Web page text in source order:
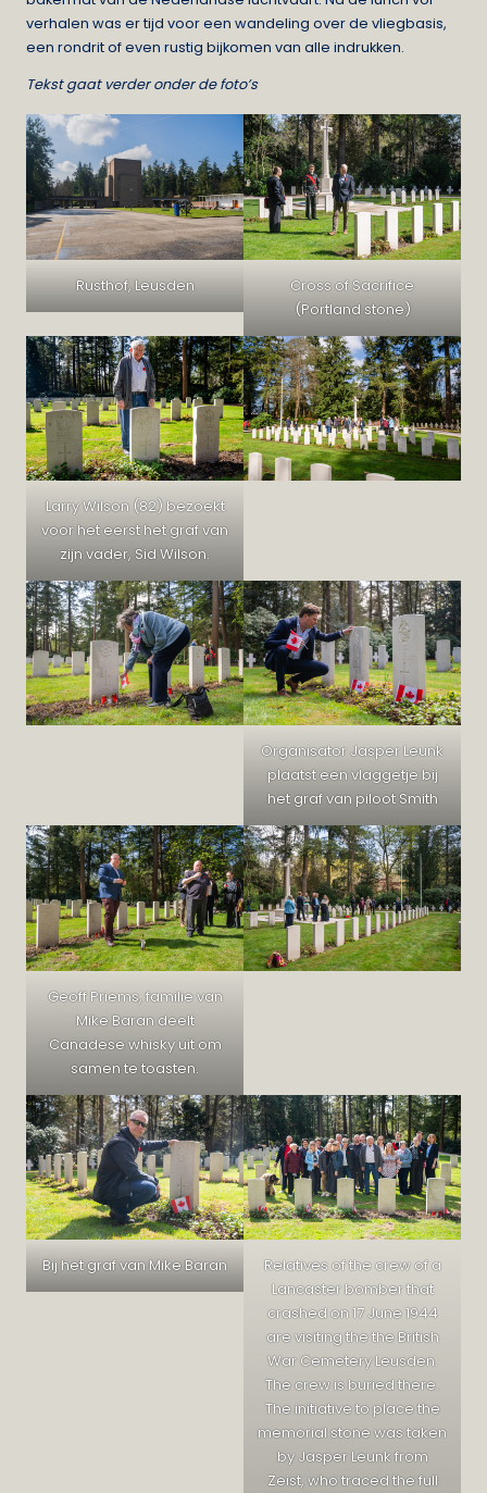
verhalen was er tijd voor een wandeling over de vliegbasis,
een rondrit of even rustig bijkomen van alle indrukken.
Tekst gaat verder onder de foto’s
Rusthof, Leusden
Cross of Sacrifice
(Portland stone)
Larry Wilson (82) bezoekt
voor het eerst het graf van
zijn vader, Sid Wilson.
Organisator Jasper Leunk
plaatst een vlaggetje bij
het graf van piloot Smith
Geoff Priems, familie van
Mike Baran deelt
Canadese whisky uit om
samen te toasten.
Bij het graf van Mike Baran
Relatives of the crew of a
Lancaster bomber that
crashed on 17 June 1944
are visiting the the British
War Cemetery Leusden.
The crew is buried there.
The initiative to place the
memorial stone was taken
by Jasper Leunk from
Zeist, who traced the full